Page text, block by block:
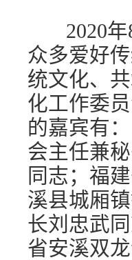
2020年8
众多爱好
统文化、
化工作委
的嘉宾有
会主任兼
同志；福
溪县城厢
长刘忠武
省安溪双